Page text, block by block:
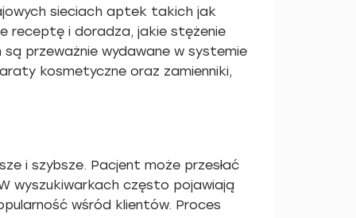
sieciach aptek takich jak
receptę i doradza, jakie stężenie
przeważnie wydawane w systemie
kosmetyczne oraz zamienniki,
i szybsze. Pacjent może przesłać
wyszukiwarkach często pojawiają
wśród klientów. Proces